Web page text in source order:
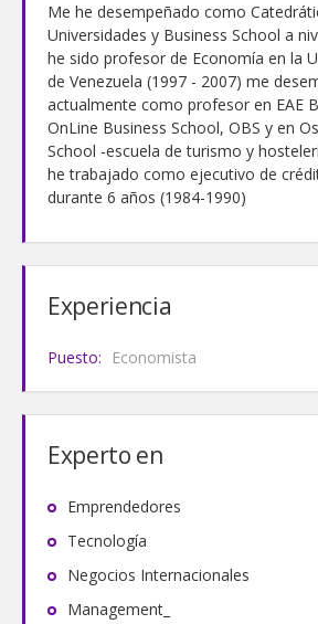
Me he desempeñado como
Universidades y Business School a
he sido profesor de Economía en la
de Venezuela (1997 - 2007) me
actualmente como profesor en EAE
OnLine Business School, OBS y en
School -escuela de turismo y
he trabajado como ejecutivo de
durante 6 años (1984-1990)
Experiencia
Puesto: Economista
Experto en
Emprendedores
Tecnología
Negocios Internacionales
Management_